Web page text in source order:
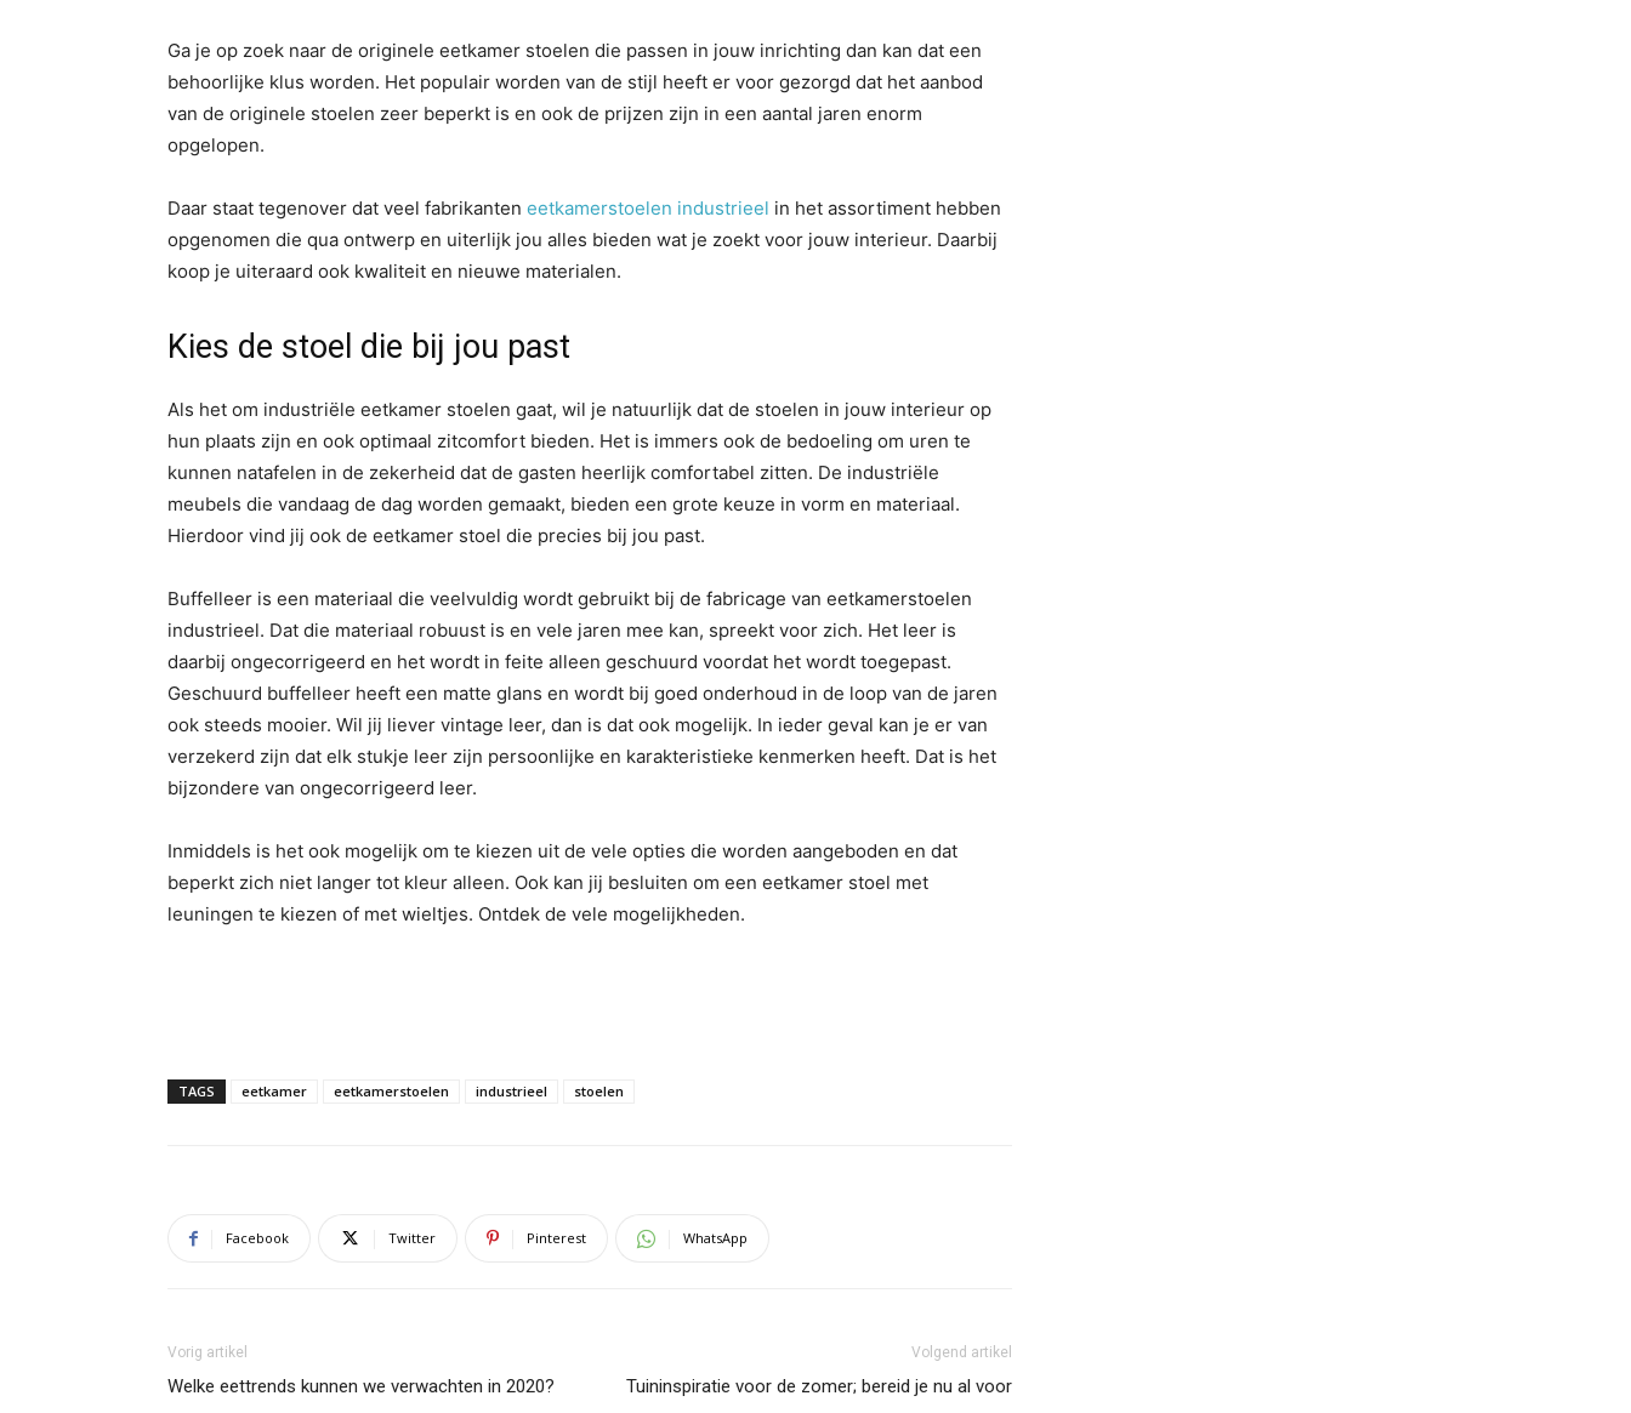
Ga je op zoek naar de originele eetkamer stoelen die passen in jouw inrichting dan kan dat een
behoorlijke klus worden. Het populair worden van de stijl heeft er voor gezorgd dat het aanbod
van de originele stoelen zeer beperkt is en ook de prijzen zijn in een aantal jaren enorm
opgelopen.
Daar staat tegenover dat veel fabrikanten eetkamerstoelen industrieel in het assortiment hebben
opgenomen die qua ontwerp en uiterlijk jou alles bieden wat je zoekt voor jouw interieur. Daarbij
koop je uiteraard ook kwaliteit en nieuwe materialen.
Kies de stoel die bij jou past
Als het om industriële eetkamer stoelen gaat, wil je natuurlijk dat de stoelen in jouw interieur op
hun plaats zijn en ook optimaal zitcomfort bieden. Het is immers ook de bedoeling om uren te
kunnen natafelen in de zekerheid dat de gasten heerlijk comfortabel zitten. De industriële
meubels die vandaag de dag worden gemaakt, bieden een grote keuze in vorm en materiaal.
Hierdoor vind jij ook de eetkamer stoel die precies bij jou past.
Buffelleer is een materiaal die veelvuldig wordt gebruikt bij de fabricage van eetkamerstoelen
industrieel. Dat die materiaal robuust is en vele jaren mee kan, spreekt voor zich. Het leer is
daarbij ongecorrigeerd en het wordt in feite alleen geschuurd voordat het wordt toegepast.
Geschuurd buffelleer heeft een matte glans en wordt bij goed onderhoud in de loop van de jaren
ook steeds mooier. Wil jij liever vintage leer, dan is dat ook mogelijk. In ieder geval kan je er van
verzekerd zijn dat elk stukje leer zijn persoonlijke en karakteristieke kenmerken heeft. Dat is het
bijzondere van ongecorrigeerd leer.
Inmiddels is het ook mogelijk om te kiezen uit de vele opties die worden aangeboden en dat
beperkt zich niet langer tot kleur alleen. Ook kan jij besluiten om een eetkamer stoel met
leuningen te kiezen of met wieltjes. Ontdek de vele mogelijkheden.
TAGS eetkamer eetkamerstoelen industrieel stoelen
Facebook Twitter Pinterest WhatsApp
Vorig artikel
Welke eettrends kunnen we verwachten in 2020?
Volgend artikel
Tuininspiratie voor de zomer; bereid je nu al voor